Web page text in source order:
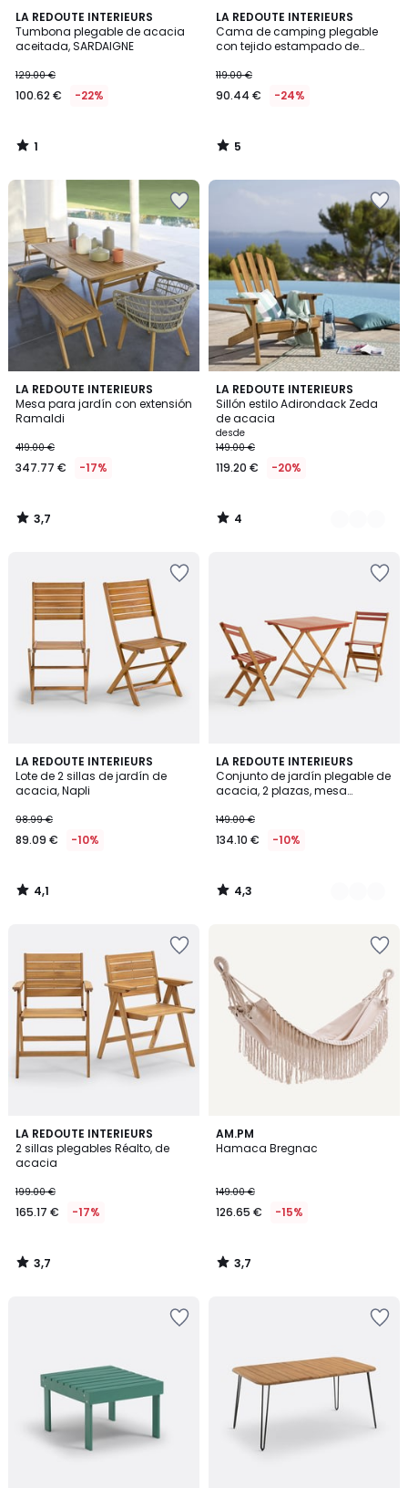
LA REDOUTE INTERIEURS
Tumbona plegable de acacia
aceitada, SARDAIGNE
129.00 €
100.62 € -22%
1
/
5
1
/
LA REDOUTE INTERIEURS
Cama de camping plegable
con tejido estampado de
119.00 €
90.44 € -24%
5
/
5
5
/
LA REDOUTE INTERIEURS
Mesa para jardín con extensión
Ramaldi
419.00 €
347.77 € -17%
3,7
/ 5
3,7
/
LA REDOUTE INTERIEURS
Sillón estilo Adirondack Zeda
de acacia
desde
149.00 €
119.20 € -20%
4
/
5
3
Colores
4
/
LA REDOUTE INTERIEURS
Lote de 2 sillas de jardín de
acacia, Napli
98.99 €
89.09 € -10%
4,1
/ 5
4,1
/
LA REDOUTE INTERIEURS
Conjunto de jardín plegable de
acacia, 2 plazas, mesa
149.00 €
134.10 € -10%
4,3
/ 5
3
Colores
4,3
/
LA REDOUTE INTERIEURS
2 sillas plegables Réalto, de
acacia
199.00 €
165.17 € -17%
3,7
/ 5
3,7
/
AM.PM
Hamaca Bregnac
149.00 €
126.65 € -15%
3,7
/ 5
3,7
/